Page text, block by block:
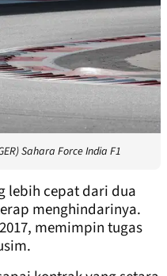
Sahara Force India F1
lebih cepat dari dua
menghindarinya.
memimpin tugas